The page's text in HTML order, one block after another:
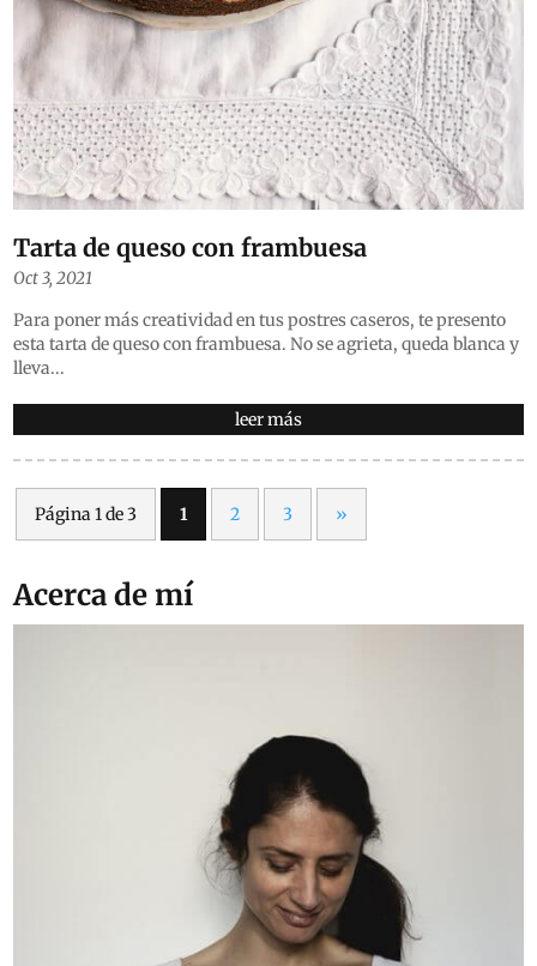
Tarta de queso con frambuesa
Oct 3, 2021
Para poner más creatividad en tus postres caseros, te presento
esta tarta de queso con frambuesa. No se agrieta, queda blanca y
lleva...
leer más
Página 1 de 3 1 2 3 »
Acerca de mí